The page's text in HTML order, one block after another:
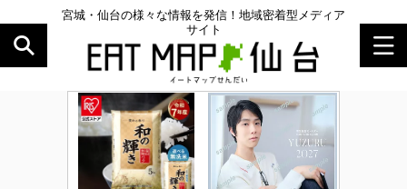
宮城・仙台の様々な情報を発信！地域密着型メディア
サイト